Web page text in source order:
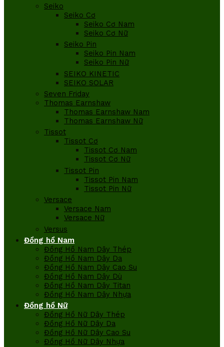
Seiko
Seiko Cơ
Seiko Cơ Nam
Seiko Cơ Nữ
Seiko Pin
Seiko Pin Nam
Seiko Pin Nữ
SEIKO KINETIC
SEIKO SOLAR
Seven Friday
Thomas Earnshaw
Thomas Earnshaw Nam
Thomas Earnshaw Nữ
Tissot
Tissot Cơ
Tissot Cơ Nam
Tissot Cơ Nữ
Tissot Pin
Tissot Pin Nam
Tissot Pin Nữ
Versace
Versace Nam
Versace Nữ
Versus
Đồng hồ Nam
Đồng Hồ Nam Dây Thép
Đồng Hồ Nam Dây Da
Đồng Hồ Nam Dây Cao Su
Đồng Hồ Nam Dây Dù
Đồng Hồ Nam Dây Titan
Đồng Hồ Nam Dây Nhựa
Đồng hồ Nữ
Đồng Hồ Nữ Dây Thép
Đồng Hồ Nữ Dây Da
Đồng Hồ Nữ Dây Cao Su
Đồng Hồ Nữ Dây Nhựa